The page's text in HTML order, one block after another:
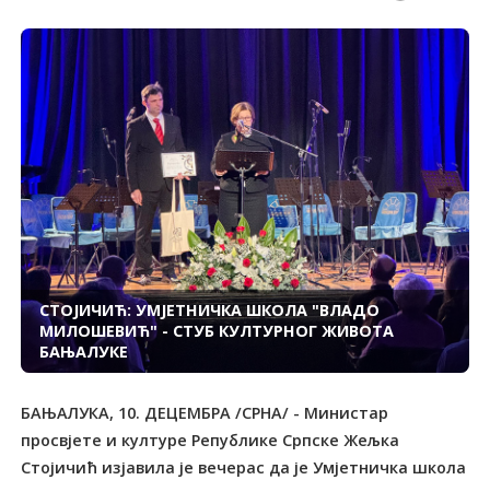
СТОЈИЧИЋ: УМЈЕТНИЧКА ШКОЛА "ВЛАДО
МИЛОШЕВИЋ" - СТУБ КУЛТУРНОГ ЖИВОТА
БАЊАЛУКЕ
БАЊАЛУКА, 10. ДЕЦЕМБРА /СРНА/ - Министар
просвјете и културе Републике Српске Жељка
Стојичић изјавила је вечерас да је Умјетничка школа